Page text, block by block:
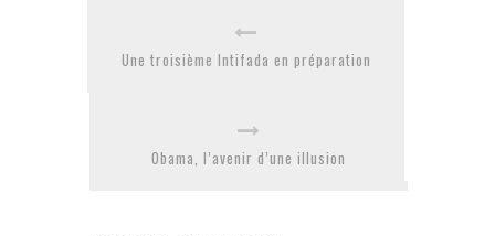
Une troisième Intifada en préparation
Obama, l’avenir d’une illusion